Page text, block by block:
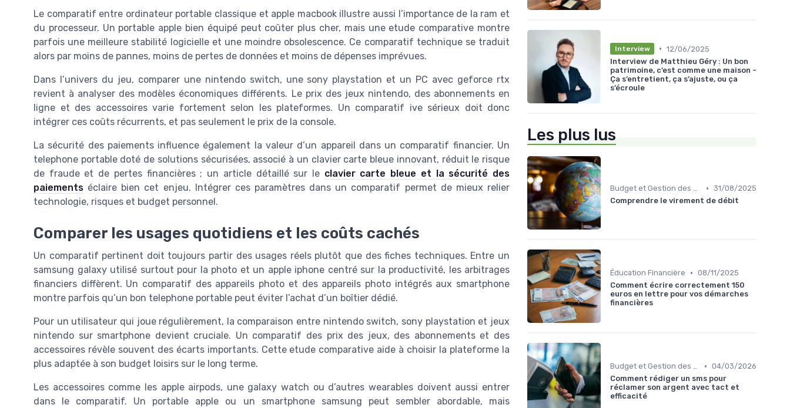
Le comparatif entre ordinateur portable classique et apple macbook illustre aussi l’importance de la ram et
du processeur. Un portable apple bien équipé peut coûter plus cher, mais une etude comparative montre
parfois une meilleure stabilité logicielle et une moindre obsolescence. Ce comparatif technique se traduit
alors par moins de pannes, moins de pertes de données et moins de dépenses imprévues.
Dans l’univers du jeu, comparer une nintendo switch, une sony playstation et un PC avec geforce rtx
revient à analyser des modèles économiques différents. Le prix des jeux nintendo, des abonnements en
ligne et des accessoires varie fortement selon les plateformes. Un comparatif ive sérieux doit donc
intégrer ces coûts récurrents, et pas seulement le prix de la console.
La sécurité des paiements influence également la valeur d’un appareil dans un comparatif financier. Un
telephone portable doté de solutions sécurisées, associé à un clavier carte bleue innovant, réduit le risque
de fraude et de pertes financières ; un article détaillé sur le clavier carte bleue et la sécurité des
paiements éclaire bien cet enjeu. Intégrer ces paramètres dans un comparatif permet de mieux relier
technologie, risques et budget personnel.
Comparer les usages quotidiens et les coûts cachés
Un comparatif pertinent doit toujours partir des usages réels plutôt que des fiches techniques. Entre un
samsung galaxy utilisé surtout pour la photo et un apple iphone centré sur la productivité, les arbitrages
financiers diffèrent. Un comparatif des appareils photo et des appareils photo intégrés aux smartphone
montre parfois qu’un bon telephone portable peut éviter l’achat d’un boîtier dédié.
Pour un utilisateur qui joue régulièrement, la comparaison entre nintendo switch, sony playstation et jeux
nintendo sur smartphone devient cruciale. Un comparatif des prix des jeux, des abonnements et des
accessoires révèle souvent des écarts importants. Cette etude comparative aide à choisir la plateforme la
plus adaptée à son budget loisirs sur le long terme.
Les accessoires comme les apple airpods, une galaxy watch ou d’autres wearables doivent aussi entrer
dans le comparatif. Un portable apple ou un smartphone samsung peut sembler abordable, mais
Interview • 12/06/2025
Interview de Matthieu Géry : Un bon
patrimoine, c’est comme une maison -
Ça s’entretient, ça s’ajuste, ou ça
s’écroule
Les plus lus
Budget et Gestion des Finances Personnelles • 31/08/2025
Comprendre le virement de débit
Éducation Financière • 08/11/2025
Comment écrire correctement 150
euros en lettre pour vos démarches
financières
Budget et Gestion des Finances Personnelles • 04/03/2026
Comment rédiger un sms pour
réclamer son argent avec tact et
efficacité